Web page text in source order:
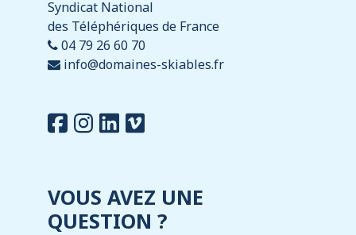
Syndicat National
des Téléphériques de France
04 79 26 60 70
info@domaines-skiables.fr
VOUS AVEZ UNE
QUESTION ?